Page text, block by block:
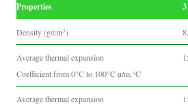
Properties
Density (g/cm3)
Average thermal expansion
Coefficient from 0°C to 100°C µ/m.°C
Average thermal expansion